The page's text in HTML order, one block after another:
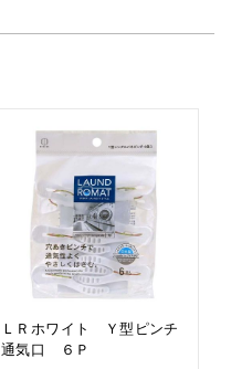
ＬＲホワイト Ｙ型ピンチ
通気口 ６Ｐ